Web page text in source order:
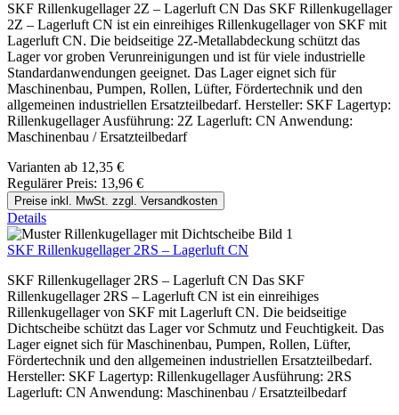
SKF Rillenkugellager 2Z – Lagerluft CN Das SKF Rillenkugellager
2Z – Lagerluft CN ist ein einreihiges Rillenkugellager von SKF mit
Lagerluft CN. Die beidseitige 2Z-Metallabdeckung schützt das
Lager vor groben Verunreinigungen und ist für viele industrielle
Standardanwendungen geeignet. Das Lager eignet sich für
Maschinenbau, Pumpen, Rollen, Lüfter, Fördertechnik und den
allgemeinen industriellen Ersatzteilbedarf. Hersteller: SKF Lagertyp:
Rillenkugellager Ausführung: 2Z Lagerluft: CN Anwendung:
Maschinenbau / Ersatzteilbedarf
Varianten ab 12,35 €
Regulärer Preis: 13,96 €
Preise inkl. MwSt. zzgl. Versandkosten
Details
SKF Rillenkugellager 2RS – Lagerluft CN
SKF Rillenkugellager 2RS – Lagerluft CN Das SKF
Rillenkugellager 2RS – Lagerluft CN ist ein einreihiges
Rillenkugellager von SKF mit Lagerluft CN. Die beidseitige
Dichtscheibe schützt das Lager vor Schmutz und Feuchtigkeit. Das
Lager eignet sich für Maschinenbau, Pumpen, Rollen, Lüfter,
Fördertechnik und den allgemeinen industriellen Ersatzteilbedarf.
Hersteller: SKF Lagertyp: Rillenkugellager Ausführung: 2RS
Lagerluft: CN Anwendung: Maschinenbau / Ersatzteilbedarf